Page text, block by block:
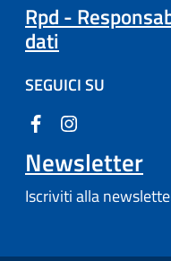
Rpd -
dati
SEGUICI SU
Newsletter
Iscriviti alla